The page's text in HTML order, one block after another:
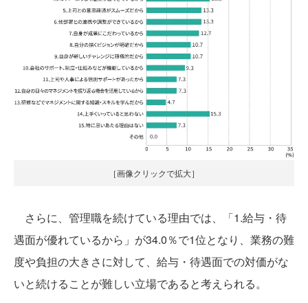
［画像クリックで拡大］
さらに、管理職を続けている理由では、「1.給与・待
遇面が優れているから」が34.0％で1位となり、業務の難
度や負担の大きさに対して、給与・待遇面での対価がな
いと続けることが難しい立場であると考えられる。